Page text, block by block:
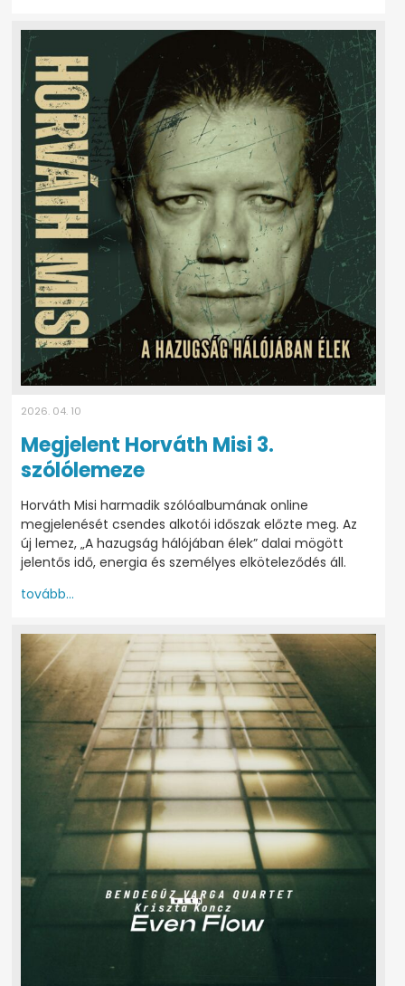
2026. 04. 10
Megjelent Horváth Misi 3.
szólólemeze
Horváth Misi harmadik szólóalbumának online
megjelenését csendes alkotói időszak előzte meg. Az
új lemez, „A hazugság hálójában élek” dalai mögött
jelentős idő, energia és személyes elköteleződés áll.
tovább...